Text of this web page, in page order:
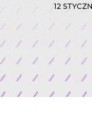
12